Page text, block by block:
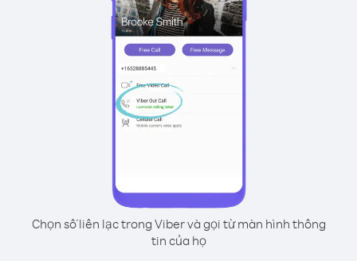
Chọn số liên lạc trong Viber và gọi từ màn hình thông
tin của họ